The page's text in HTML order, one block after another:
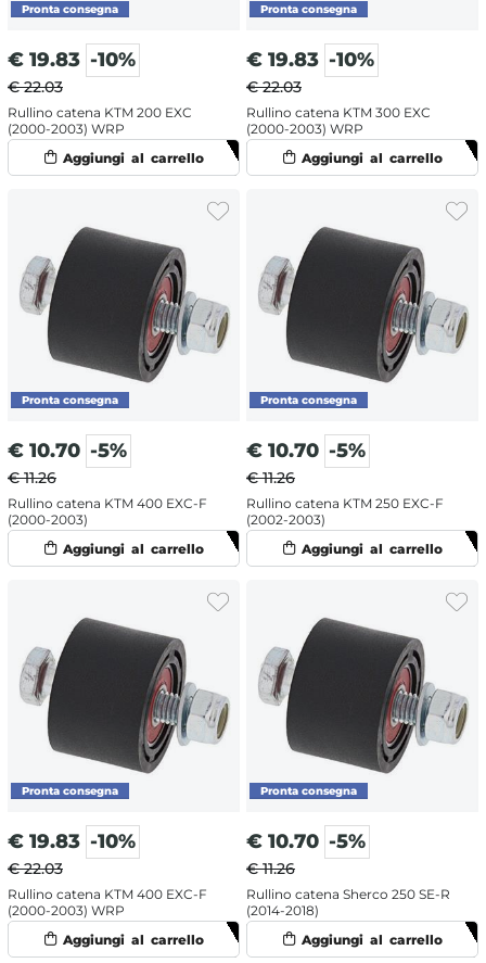
€ 19.83 -10%
€ 22.03
Rullino catena KTM 200 EXC
(2000-2003) WRP
€ 19.83 -10%
€ 22.03
Rullino catena KTM 300 EXC
(2000-2003) WRP
€ 10.70 -5%
€ 11.26
Rullino catena KTM 400 EXC-F
(2000-2003)
€ 10.70 -5%
€ 11.26
Rullino catena KTM 250 EXC-F
(2002-2003)
€ 19.83 -10%
€ 22.03
Rullino catena KTM 400 EXC-F
(2000-2003) WRP
€ 10.70 -5%
€ 11.26
Rullino catena Sherco 250 SE-R
(2014-2018)